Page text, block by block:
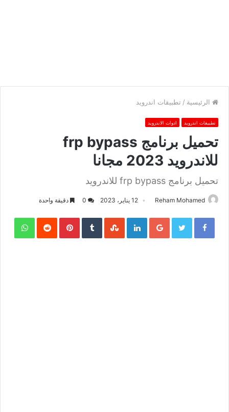
الرئيسية / تطبيقات اندرويد
تطبيقات اندرويد ادوات الاندرويد
تحميل برنامج frp bypass
للاندرويد 2023 مجانا
تحميل برنامج frp bypass للاندرويد
Reham Mohamed 12 يناير، 2023 دقيقة واحدة
Facebook
Twitter
Google+
LinkedIn
Pinterest